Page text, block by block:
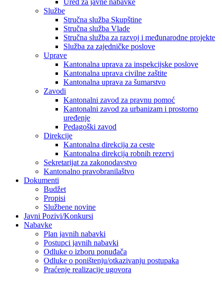
Službe
Stručna služba Skupštine
Stručna služba Vlade
Stručna služba za razvoj i međunarodne projekte
Služba za zajedničke poslove
Uprave
Kantonalna uprava za inspekcijske poslove
Kantonalna uprava civilne zaštite
Kantonalna uprava za šumarstvo
Zavodi
Kantonalni zavod za pravnu pomoć
Kantonalni zavod za urbanizam i prostorno
uređenje
Pedagoški zavod
Direkcije
Kantonalna direkcija za ceste
Kantonalna direkcija robnih rezervi
Sekretarijat za zakonodavstvo
Kantonalno pravobranilaštvo
Dokumenti
Budžet
Propisi
Službene novine
Javni Pozivi/Konkursi
Nabavke
Plan javnih nabavki
Postupci javnih nabavki
Odluke o izboru ponuđača
Odluke o poništenju/otkazivanju postupaka
Praćenje realizacije ugovora